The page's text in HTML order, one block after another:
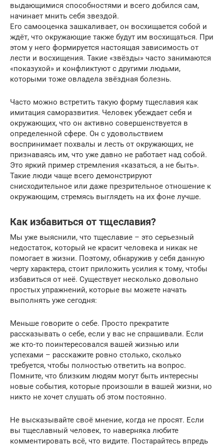
выдающимися способностями и всего добился сам,
начинает мнить себя звездой.
Его самооценка зашкаливает, он восхищается собой и
ждёт, что окружающие также будут им восхищаться. При
этом у него формируется настоящая зависимость от
лести и восхищения. Такие «звёзды» часто занимаются
«показухой» и конфликтуют с другими людьми,
которыми тоже овладела звёздная болезнь.
Часто можно встретить такую форму тщеславия как
имитация саморазвития. Человек убеждает себя и
окружающих, что он активно совершенствуется в
определенной сфере. Он с удовольствием
воспринимает похвалы и лесть от окружающих, не
признаваясь им, что уже давно не работает над собой.
Это яркий пример стремления «казаться, а не быть».
Такие люди чаще всего демонстрируют
снисходительное или даже презрительное отношение к
окружающим, стремясь выглядеть на их фоне лучше.
Как избавиться от тщеславия?
Мы уже выяснили, что тщеславие – это серьезный
недостаток, который не красит человека и никак не
помогает в жизни. Поэтому, обнаружив у себя данную
черту характера, стоит приложить усилия к тому, чтобы
избавиться от неё. Существует несколько довольно
простых упражнений, которые вы можете начать
выполнять уже сегодня:
Меньше говорите о себе. Просто прекратите
рассказывать о себе, если у вас не спрашивали. Если
же кто-то поинтересовался вашей жизнью или
успехами – расскажите ровно столько, сколько
требуется, чтобы полностью ответить на вопрос.
Помните, что близким людям могут быть интересны
новые события, которые произошли в вашей жизни, но
никто не хочет слушать об этом постоянно.
Не высказывайте своё мнение, когда не просят. Если
вы тщеславный человек, то наверняка любите
комментировать всё, что видите. Постарайтесь впредь